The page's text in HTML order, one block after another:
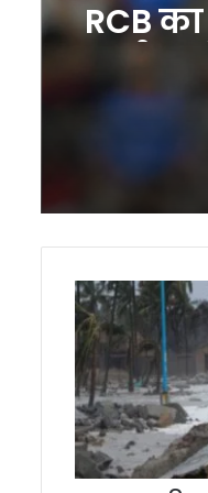
RCB
चर्चा का
रोमांचक
चक्रवात
दितवा
ने
श्रीलंका
में
मचाई
तबाही,
अब
भारत